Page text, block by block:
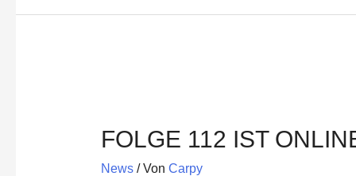
FOLGE 112 IST
News/ Von Carpy